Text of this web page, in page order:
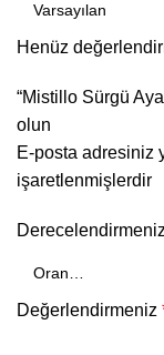
Henüz
“Mistillo Sürgü
olun
E-posta adresiniz
işaretlenmişlerdir
Derecelendirmeniz
Değerlendirmeniz